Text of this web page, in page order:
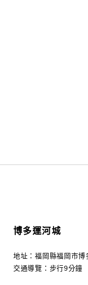
博多運河城
地址：福岡縣福岡市
交通導覽：步行9分鐘